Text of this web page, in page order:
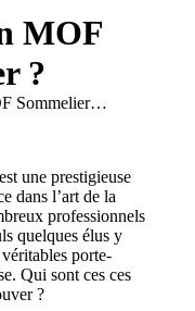
MOF
?
Sommelier…
est une prestigieuse
dans l’art de la
professionnels
quelques élus y
porte-
Qui sont ces ces
?